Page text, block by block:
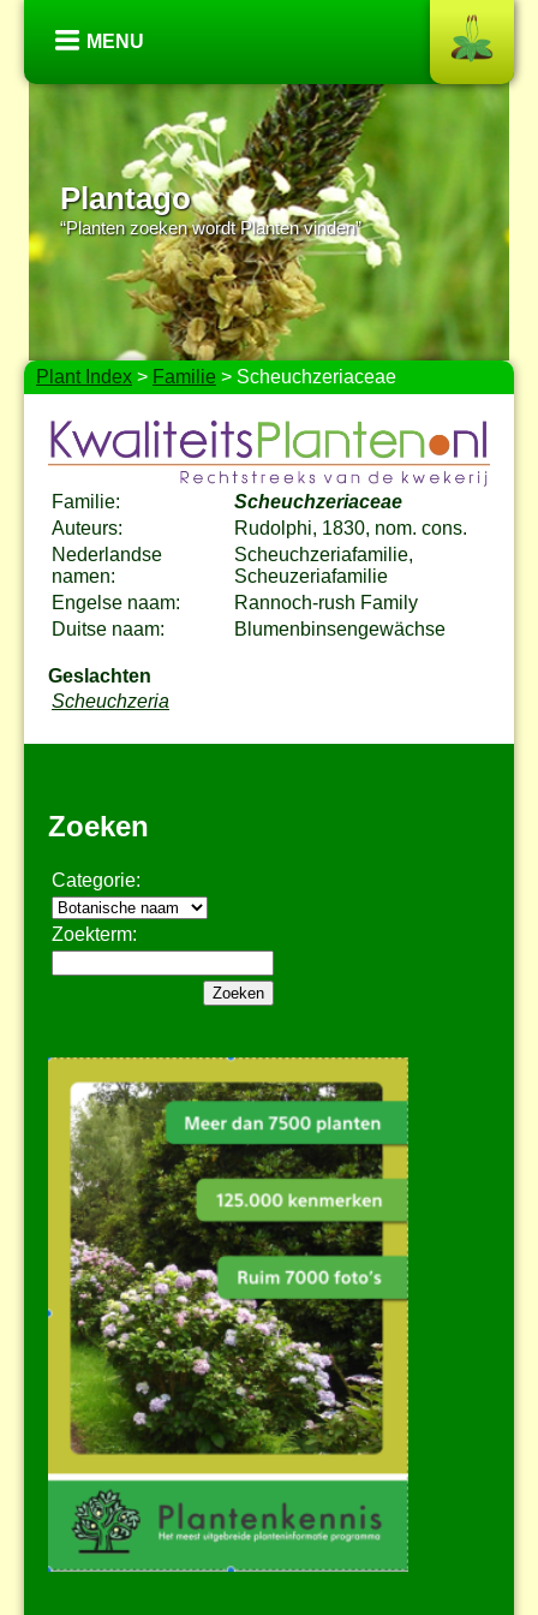
MENU
Plantago
“Planten zoeken wordt Planten vinden”
Plant Index > Familie > Scheuchzeriaceae
Familie:
Scheuchzeriaceae
Auteurs:
Rudolphi, 1830, nom. cons.
Nederlandse
namen:
Scheuchzeriafamilie,
Scheuzeriafamilie
Engelse naam:
Rannoch-rush Family
Duitse naam:
Blumenbinsengewächse
Geslachten
Scheuchzeria
Zoeken
Categorie:
Zoekterm: